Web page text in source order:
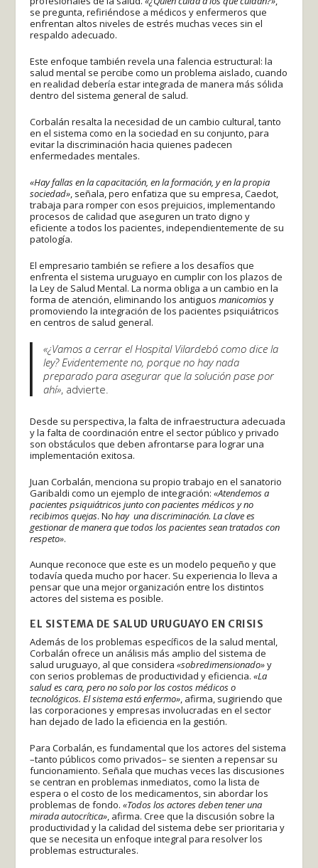
se pregunta, refiriéndose a médicos y enfermeros que
enfrentan altos niveles de estrés muchas veces sin el
respaldo adecuado.
Este enfoque también revela una falencia estructural: la
salud mental se percibe como un problema aislado, cuando
en realidad debería estar integrada de manera más sólida
dentro del sistema general de salud.
Corbalán resalta la necesidad de un cambio cultural, tanto
en el sistema como en la sociedad en su conjunto, para
evitar la discriminación hacia quienes padecen
enfermedades mentales.
«Hay fallas en la capacitación, en la formación, y en la propia
sociedad», señala, pero enfatiza que su empresa, Caedot,
trabaja para romper con esos prejuicios, implementando
procesos de calidad que aseguren un trato digno y
eficiente a todos los pacientes, independientemente de su
patología.
El empresario también se refiere a los desafíos que
enfrenta el sistema uruguayo en cumplir con los plazos de
la Ley de Salud Mental. La norma obliga a un cambio en la
forma de atención, eliminando los antiguosmanicomiosy
promoviendo la integración de los pacientes psiquiátricos
en centros de salud general.
«¿Vamos a cerrar el Hospital Vilardebó como dice la
ley? Evidentemente no, porque no hay nada
preparado para asegurar que la solución pase por
ahí», advierte.
Desde su perspectiva, la falta de infraestructura adecuada
y la falta de coordinación entre el sector público y privado
son obstáculos que deben afrontarse para lograr una
implementación exitosa.
Juan Corbalán, menciona su propio trabajo en el sanatorio
Garibaldi como un ejemplo de integración: «Atendemos a
pacientes psiquiátricos junto con pacientes médicos y no
recibimos quejas. No hay una discriminación. La clave es
gestionar de manera que todos los pacientes sean tratados con
respeto».
Aunque reconoce que este es un modelo pequeño y que
todavía queda mucho por hacer. Su experiencia lo lleva a
pensar que una mejor organización entre los distintos
actores del sistema es posible.
EL SISTEMA DE SALUD URUGUAYO EN CRISIS
Además de los problemas específicos de la salud mental,
Corbalán ofrece un análisis más amplio del sistema de
salud uruguayo, al que considera«sobredimensionado»y
con serios problemas de productividad y eficiencia.«La
salud es cara, pero no solo por los costos médicos o
tecnológicos. El sistema está enfermo», afirma, sugiriendo que
las corporaciones y empresas involucradas en el sector
han dejado de lado la eficiencia en la gestión.
Para Corbalán, es fundamental que los actores del sistema
–tanto públicos como privados– se sienten a repensar su
funcionamiento. Señala que muchas veces las discusiones
se centran en problemas inmediatos, como la lista de
espera o el costo de los medicamentos, sin abordar los
problemas de fondo.«Todos los actores deben tener una
mirada autocrítica», afirma. Cree que la discusión sobre la
productividad y la calidad del sistema debe ser prioritaria y
que se necesita un enfoque integral para resolver los
problemas estructurales.